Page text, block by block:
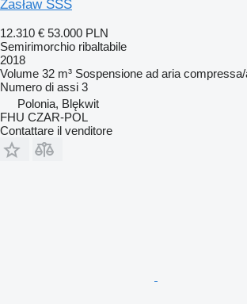
Zasław SSS
12.310 € 53.000 PLN
Semirimorchio ribaltabile
2018
Volume 32 m³ Sospensione ad aria
Numero di assi 3
Polonia, Blękwit
FHU CZAR-POL
Contattare il venditore